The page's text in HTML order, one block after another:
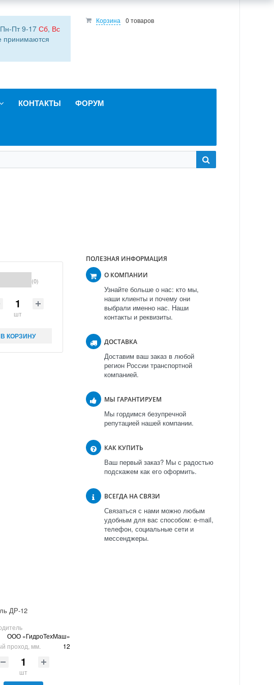
Пт 9-17Сб, Вс
принимаются
Корзина 0 товаров
КОНТАКТЫ ФОРУМ
(0)
шт
В КОРЗИНУ
ДР-12
ООО «ГидроТехМаш»
проход, мм.
12
шт
ПОЛЕЗНАЯ ИНФОРМАЦИЯ
О КОМПАНИИ
Узнайте больше о нас: кто мы,
наши клиенты и почему они
выбрали именно нас. Наши
контакты и реквизиты.
ДОСТАВКА
Доставим ваш заказ в любой
регион России транспортной
компанией.
МЫ ГАРАНТИРУЕМ
Мы гордимся безупречной
репутацией нашей компании.
КАК КУПИТЬ
Ваш первый заказ? Мы с радостью
подскажем как его оформить.
ВСЕГДА НА СВЯЗИ
Связаться с нами можно любым
удобным для вас способом: e-mail,
телефон, социальные сети и
мессенджеры.